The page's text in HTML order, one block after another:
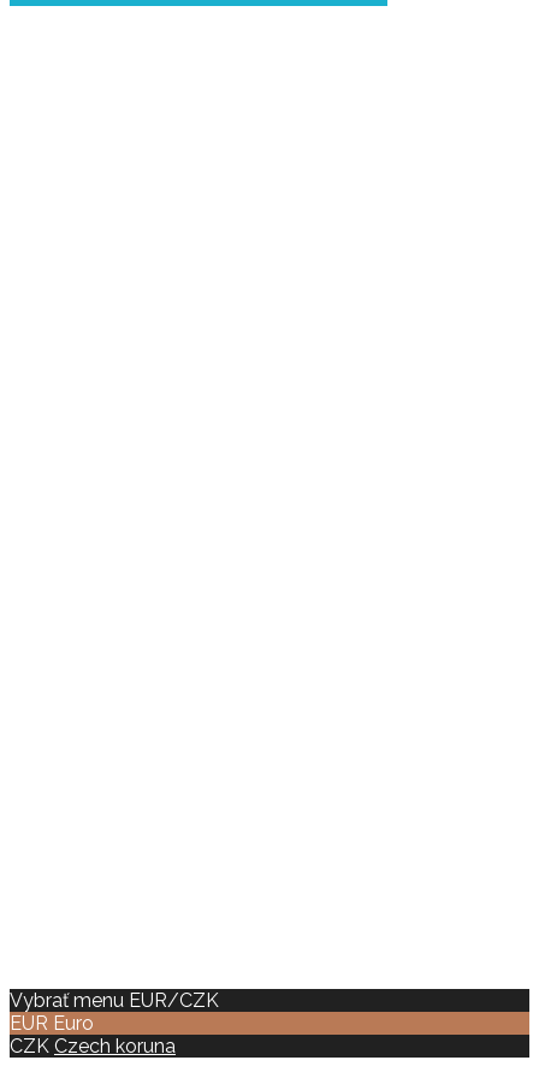
Vybrať menu EUR/CZK
EUR Euro
CZK Czech koruna